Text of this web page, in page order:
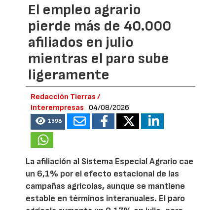
El empleo agrario
pierde más de 40.000
afiliados en julio
mientras el paro sube
ligeramente
Redacción Tierras /
Interempresas
04/08/2026
1398
La afiliación al Sistema Especial Agrario cae
un 6,1% por el efecto estacional de las
campañas agrícolas, aunque se mantiene
estable en términos interanuales. El paro